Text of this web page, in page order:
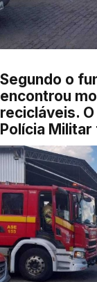
Segundo o
encontrou
recicláveis.
Polícia